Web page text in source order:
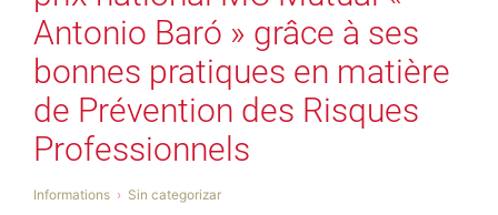
Antonio Baró » grâce à ses
bonnes pratiques en matière
de Prévention des Risques
Professionnels
Informations Sin categorizar